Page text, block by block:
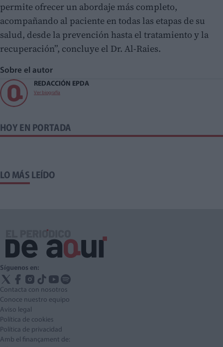
permite ofrecer un abordaje más completo,
acompañando al paciente en todas las etapas de su
salud, desde la prevención hasta el tratamiento y la
recuperación”, concluye el Dr. Al-Raies.
Sobre el autor
REDACCIÓN EPDA
Ver biografía
HOY EN PORTADA
LO MÁS LEÍDO
Síguenos en:
Contacta con nosotros
Conoce nuestro equipo
Aviso legal
Política de cookies
Política de privacidad
Amb el finançament de: